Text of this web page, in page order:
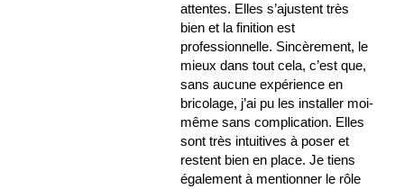
attentes. Elles s’ajustent très
bien et la finition est
professionnelle. Sincèrement, le
mieux dans tout cela, c’est que,
sans aucune expérience en
bricolage, j’ai pu les installer moi-
même sans complication. Elles
sont très intuitives à poser et
restent bien en place. Je tiens
également à mentionner le rôle